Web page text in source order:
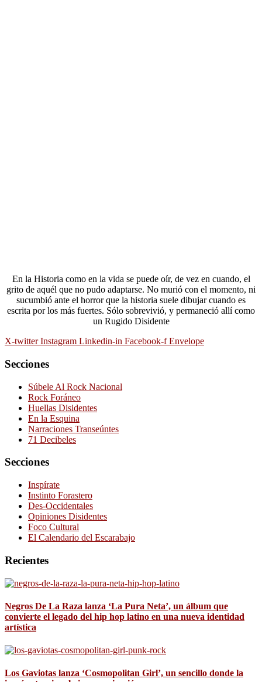
En la Historia como en la vida se puede oír, de vez en cuando, el
grito de aquél que no pudo adaptarse. No murió con el momento, ni
sucumbió ante el horror que la historia suele dibujar cuando es
escrita por los más fuertes. Sólo sobrevivió, y permaneció allí como
un Rugido Disidente
X-twitter Instagram Linkedin-in Facebook-f Envelope
Secciones
Súbele Al Rock Nacional
Rock Foráneo
Huellas Disidentes
En la Esquina
Narraciones Transeúntes
71 Decibeles
Secciones
Inspírate
Instinto Forastero
Des-Occidentales
Opiniones Disidentes
Foco Cultural
El Calendario del Escarabajo
Recientes
Negros De La Raza lanza ‘La Pura Neta’, un álbum que
convierte el legado del hip hop latino en una nueva identidad
artística
Los Gaviotas lanza ‘Cosmopolitan Girl’, un sencillo donde la